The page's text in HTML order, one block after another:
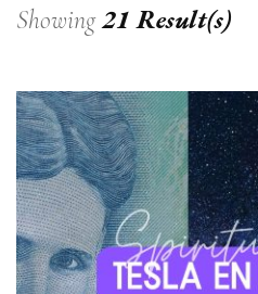
Showing21 Result(s)